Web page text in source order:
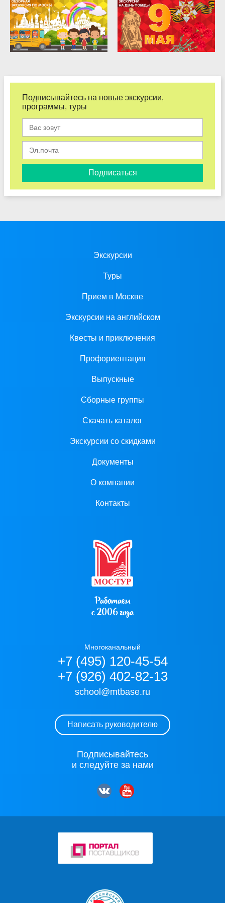
Подписывайтесь на новые экскурсии,
программы, туры
Подписаться
Экскурсии
Туры
Прием в Москве
Экскурсии на английском
Квесты и приключения
Профориентация
Выпускные
Сборные группы
Скачать каталог
Экскурсии со скидками
Документы
О компании
Контакты
Работаем
с 2006 года
Многоканальный
+7 (495) 120-45-54
+7 (926) 402-82-13
school@mtbase.ru
Написать руководителю
Подписывайтесь
и следуйте за нами